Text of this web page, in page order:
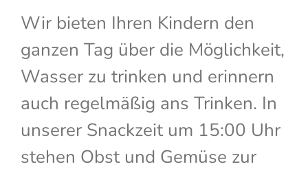
Wir bieten Ihren Kindern den
ganzen Tag über die Möglichkeit,
Wasser zu trinken und erinnern
auch regelmäßig ans Trinken. In
unserer Snackzeit um 15:00 Uhr
stehen Obst und Gemüse zur